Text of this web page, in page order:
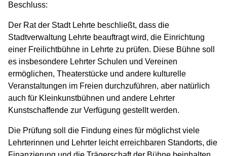
Beschluss:
Der Rat der Stadt Lehrte beschließt, dass die
Stadtverwaltung Lehrte beauftragt wird, die Einrichtung
einer Freilichtbühne in Lehrte zu prüfen. Diese Bühne soll
es insbesondere Lehrter Schulen und Vereinen
ermöglichen, Theaterstücke und andere kulturelle
Veranstaltungen im Freien durchzuführen, aber natürlich
auch für Kleinkunstbühnen und andere Lehrter
Kunstschaffende zur Verfügung gestellt werden.
Die Prüfung soll die Findung eines für möglichst viele
Lehrterinnen und Lehrter leicht erreichbaren Standorts, die